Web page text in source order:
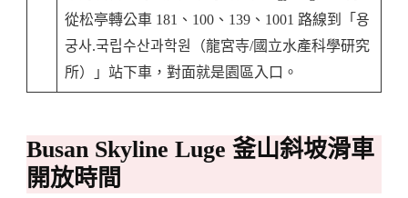
從松亭轉公車 181、100、139、1001 路線到「용
궁사.국립수산과학원（龍宮寺/國立水產科學研究
所）」站下車，對面就是園區入口。
Busan Skyline Luge 釜山斜坡滑車
開放時間